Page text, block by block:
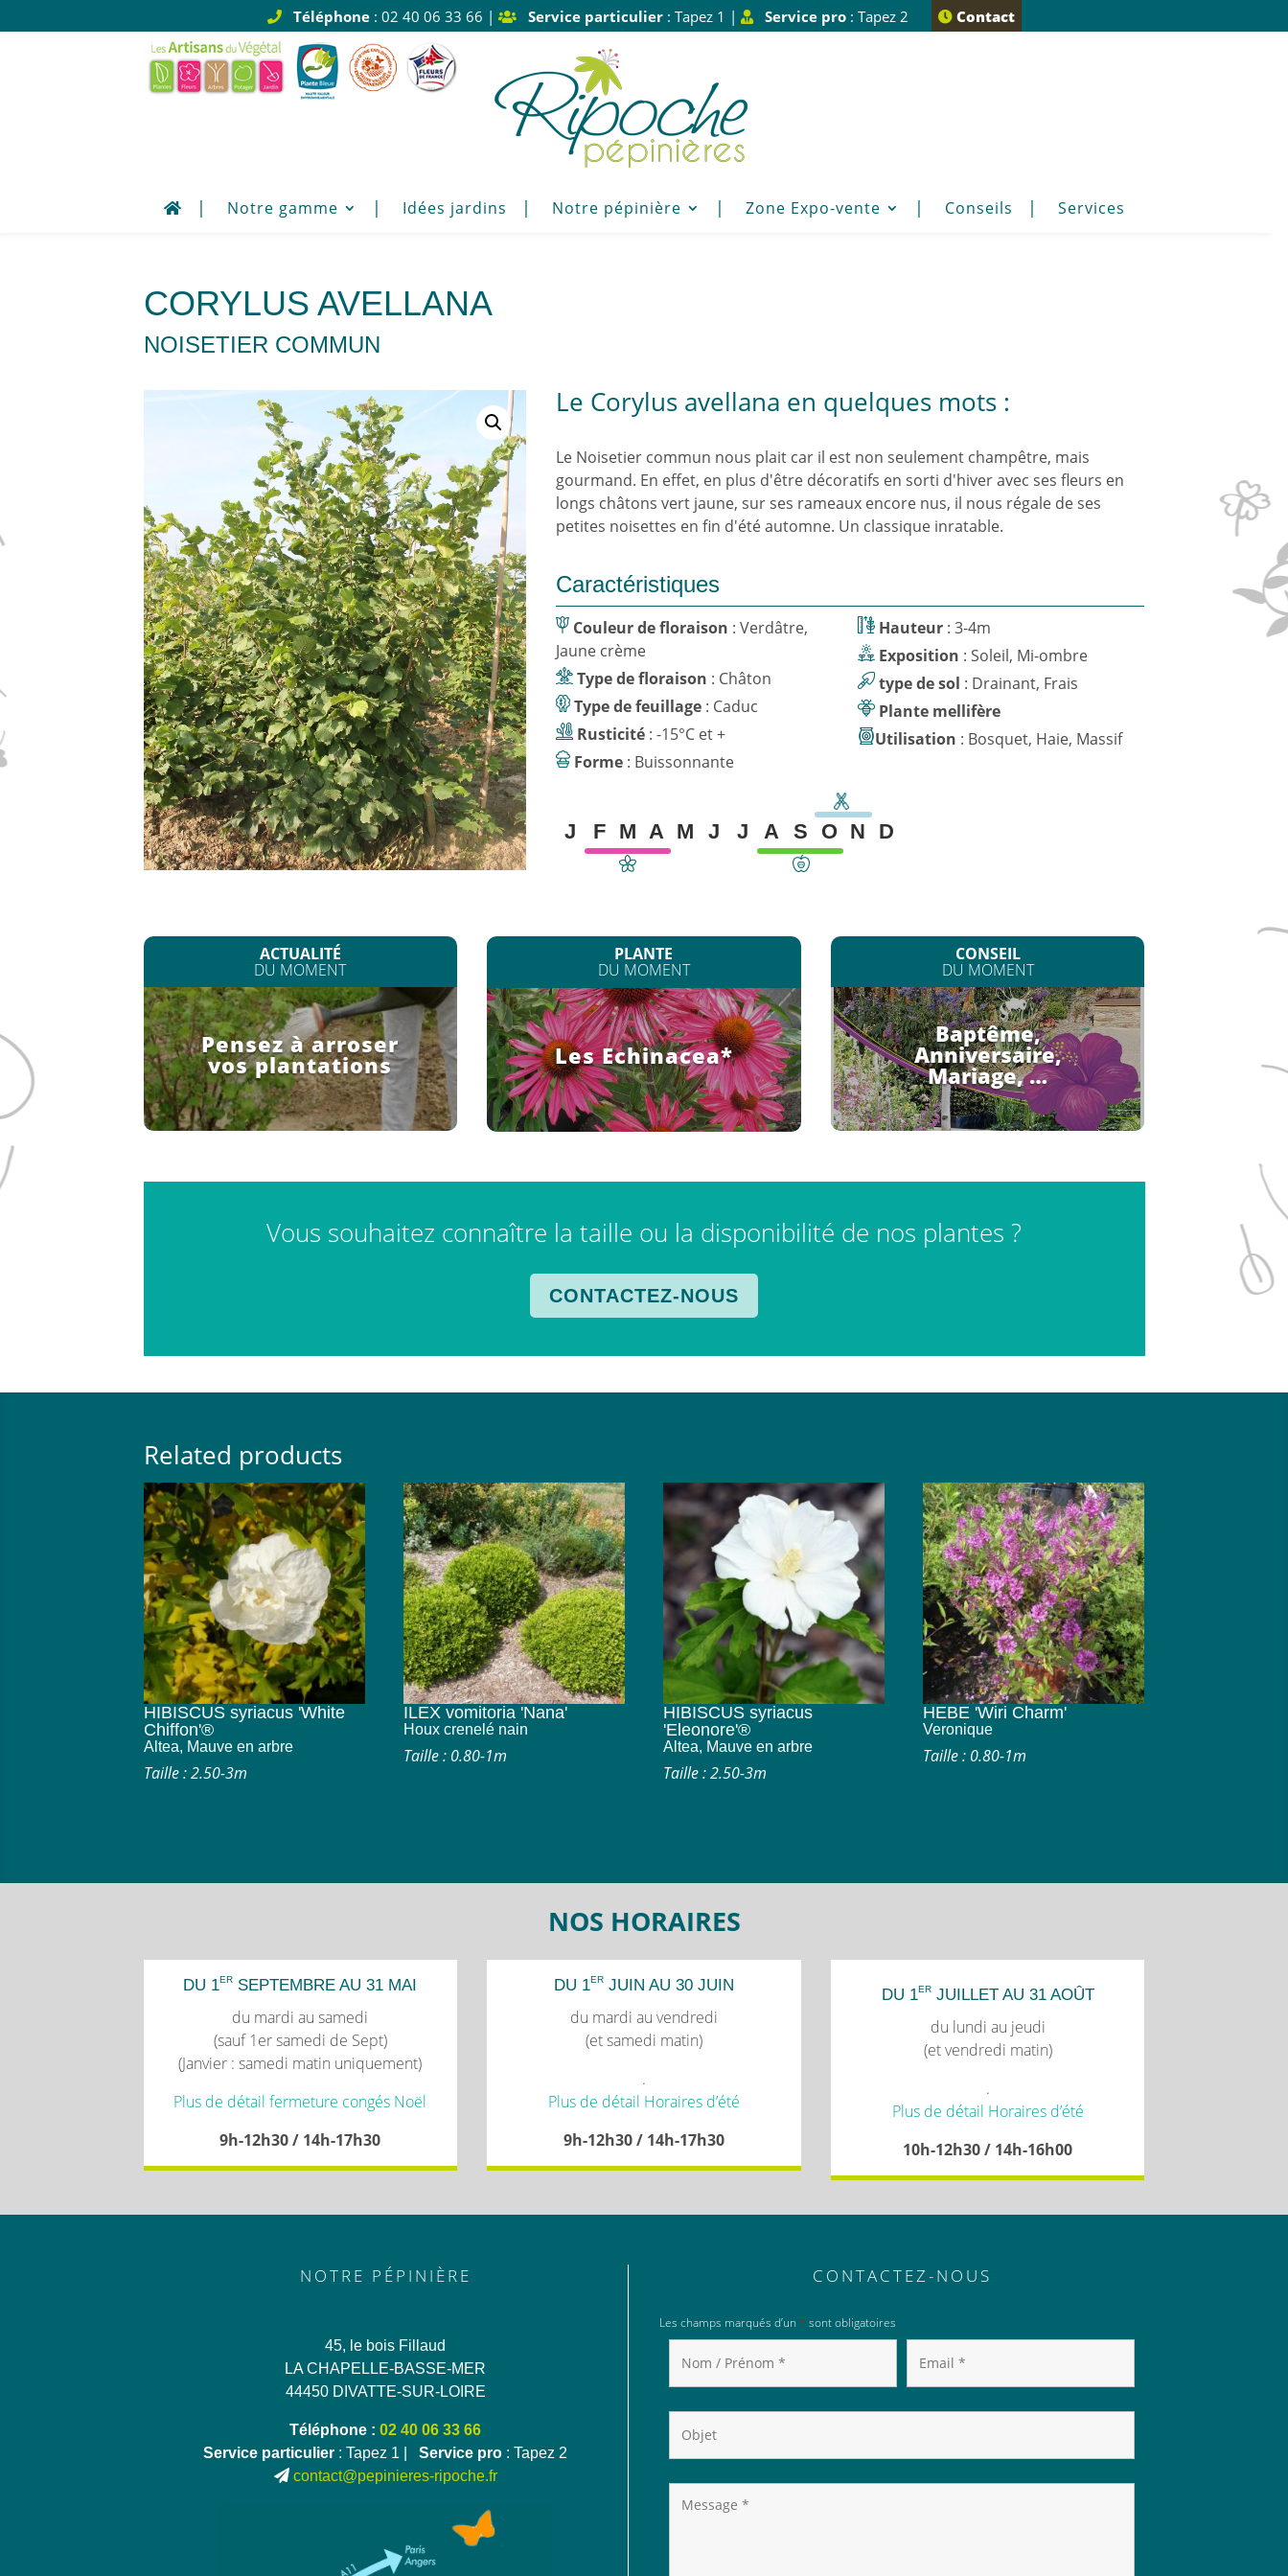
Téléphone: 02 40 06 33 66 | Service particulier: Tapez 1 | Service pro: Tapez 2 Contact
Notre gamme Idées jardins Notre pépinière Zone Expo-vente Conseils Services
CORYLUS AVELLANA
NOISETIER COMMUN
Le Corylus avellana en quelques mots :
Le Noisetier commun nous plait car il est non seulement champêtre, mais
gourmand. En effet, en plus d'être décoratifs en sorti d'hiver avec ses fleurs en
longs châtons vert jaune, sur ses rameaux encore nus, il nous régale de ses
petites noisettes en fin d'été automne. Un classique inratable.
Caractéristiques
Couleur de floraison : Verdâtre,
Jaune crème
Type de floraison
: Châton
Type de feuillage : Caduc
Rusticité : -15°C et +
Forme : Buissonnante
Hauteur : 3-4m
Exposition
: Soleil, Mi-ombre
type de sol
: Drainant, Frais
Plante mellifère
Utilisation
: Bosquet, Haie, Massif
J F M A M J J A S O N D
ACTUALITÉ
DU MOMENT
Pensez à arroser
vos plantations
PLANTE
DU MOMENT
Les Echinacea*
CONSEIL
DU MOMENT
Baptême,
Anniversaire,
Mariage, …
Vous souhaitez connaître la taille ou la disponibilité de nos plantes ?
CONTACTEZ-NOUS
Related products
HIBISCUS syriacus 'White
Chiffon'®
Altea, Mauve en arbre
Taille : 2.50-3m
ILEX vomitoria 'Nana'
Houx crenelé nain
Taille : 0.80-1m
HIBISCUS syriacus
'Eleonore'®
Altea, Mauve en arbre
Taille : 2.50-3m
HEBE 'Wiri Charm'
Veronique
Taille : 0.80-1m
NOS HORAIRES
DU 1ER SEPTEMBRE AU 31 MAI
du mardi au samedi
(sauf 1er samedi de Sept)
(Janvier : samedi matin uniquement)
Plus de détail fermeture congés Noël
9h-12h30 / 14h-17h30
DU 1ERJUIN AU 30 JUIN
du mardi au vendredi
(et samedi matin)
.
Plus de détail Horaires d’été
9h-12h30 / 14h-17h30
DU 1ERJUILLET AU 31 AOÛT
du lundi au jeudi
(et vendredi matin)
.
Plus de détail Horaires d’été
10h-12h30 / 14h-16h00
NOTRE PÉPINIÈRE
45, le bois Fillaud
LA CHAPELLE-BASSE-MER
44450 DIVATTE-SUR-LOIRE
Téléphone :02 40 06 33 66
Service particulier : Tapez 1 | Service pro : Tapez 2
contact@pepinieres-ripoche.fr
CONTACTEZ-NOUS
Les champs marqués d’un * sont obligatoires